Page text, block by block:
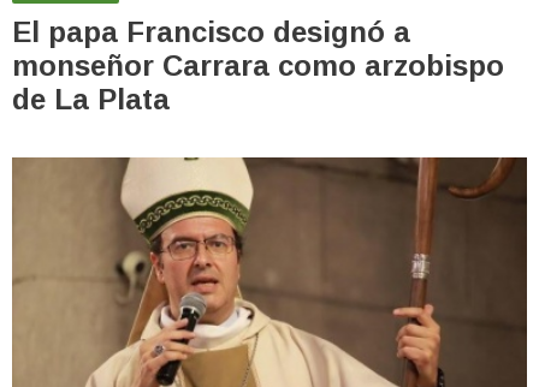
El papa Francisco designó a
monseñor Carrara como arzobispo
de La Plata